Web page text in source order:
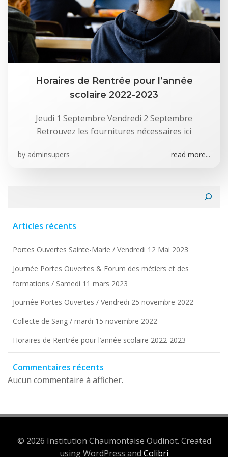
Horaires de Rentrée pour l’année
scolaire 2022-2023
Jeudi 1 Septembre Vendredi 2 Septembre
Retrouvez les fournitures nécessaires ici
by adminsupers read more...
Articles récents
Portes Ouvertes Sainte-Marie / Vendredi 12 Mai 2023
Journée Portes Ouvertes & Forum des métiers et des
formations / Samedi 11 mars 2023
Journée Portes Ouvertes / Vendredi 25 novembre 2022
Collecte de Sang / mardi 15 novembre 2022
Horaires de Rentrée pour l’année scolaire 2022-2023
Commentaires récents
Aucun commentaire à afficher.
© 2026 Institution Chaumontaise Oudinot. Created
using WordPress and Colibri